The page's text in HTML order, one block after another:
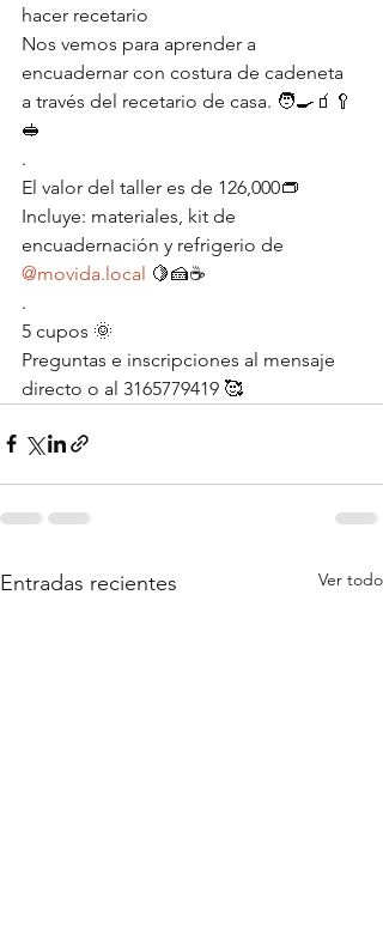
hacer recetario
Nos vemos para aprender a
encuadernar con costura de cadeneta
a través del recetario de casa. 🧑‍🍳🧃🥄
🥪
.
El valor del taller es de 126,000👝
Incluye: materiales, kit de
encuadernación y refrigerio de
@movida.local 🍋🍰☕️
.
5 cupos 🌞
Preguntas e inscripciones al mensaje
directo o al 3165779419 🥰
Entradas recientes Ver todo